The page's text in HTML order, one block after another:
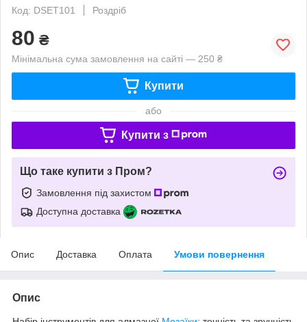
Код: DSET101
Роздріб
80 ₴
Мінімальна сума замовлення на сайті — 250 ₴
Купити
або
Купити з
Що таке купити з Пром?
Замовлення під захистом
Доступна доставка
Опис Доставка Оплата Умови повернення
Опис